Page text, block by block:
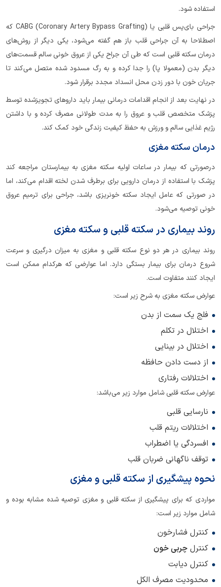
استفاده شود.
جراحی با‌ی‌پس قلبی یا CABG (Coronary Artery Bypass Grafting) که
اصطلاحا به آن جراحی قلب باز هم گفته می‌شود، یکی دیگر از روش‌های
درمان سکته قلبی است که طی آن جراح یکی از عروق خونی سالم قسمت‌های
دیگر بدن (معمولا پا) را جدا کرده و به رگ مسدود شده متصل می‌کند تا
جریان خون با دور زدن محل انسداد مجدد برقرار شود.
در نهایت بعد از انجام اقدامات درمانی بیمار باید داروهای تجویزشده توسط
پزشک متخصص قلب و عروق را به مدت طولانی مصرف کرده و با داشتن
رژیم غذایی سالم و ورزش به حفظ کیفیت زندگی خود کمک کند.
درمان سکته مغزی
درصورتی که بیمار در ساعات اولیه‌ سکته مغزی به بیمارستان مراجعه کند
پزشک با استفاده از درمان دارویی برای برطرف شدن لخته اقدام می‌کند، اما
در صورتی که عامل ایجاد سکته خونریزی باشد، جراحی برای ترمیم عروق
خونی توصیه می‌شود.
روند بیماری در سکته‌ قلبی و سکته مغزی
روند بیماری در هر دو نوع سکته‌ قلبی و مغزی به میزان درگیری و سرعت
شروع درمان برای بیمار بستگی دارد. اما عوارضی که هرکدام ممکن است
ایجاد کنند متفاوت است.
عوارض سکته مغزی به شرح زیر است:
فلج یک سمت از بدن
اختلال در تکلم
اختلال در بینایی
از دست دادن حافظه
اختلالات رفتاری
عوارض سکته قلبی شامل موارد زیر می‌باشد:
نارسایی قلبی
اختلالات ریتم قلب
افسردگی یا اضطراب
توقف ناگهانی ضربان قلب
نحوه‌ پیشگیری از سکته قلبی و مغزی
مواردی که برای پیشگیری از سکته قلبی و مغزی توصیه شده مشابه بوده و
شامل موارد زیر است:
کنترل فشارخون
کنترل چربی خون
کنترل دیابت
محدودیت مصرف الکل